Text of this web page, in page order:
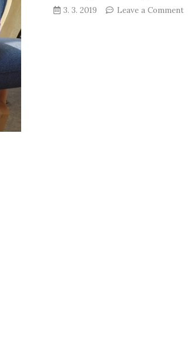
3. 3. 2019 Leave a Commenton